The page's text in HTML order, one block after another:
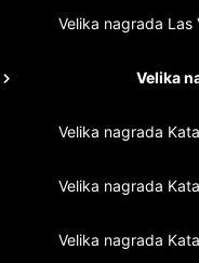
Velika nagrada Las
Velika
Velika nagrada
Velika nagrada
Velika nagrada